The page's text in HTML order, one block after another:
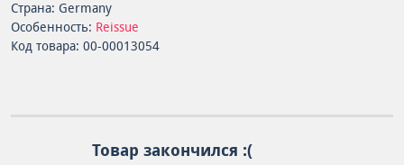
Страна: Germany
Особенность: Reissue
Код товара: 00-00013054
Товар закончился :(